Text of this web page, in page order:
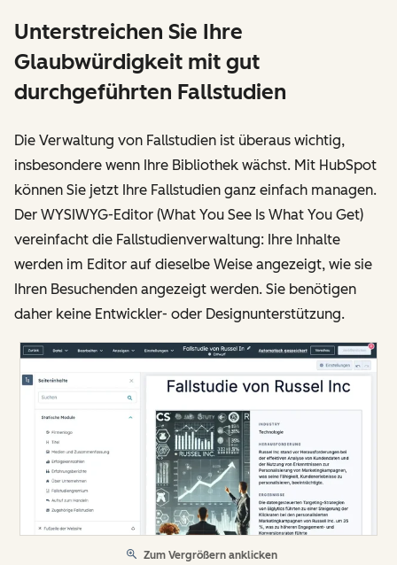
Unterstreichen Sie Ihre
Glaubwürdigkeit mit gut
durchgeführten Fallstudien
Die Verwaltung von Fallstudien ist überaus wichtig,
insbesondere wenn Ihre Bibliothek wächst. Mit HubSpot
können Sie jetzt Ihre Fallstudien ganz einfach managen.
Der WYSIWYG-Editor (What You See Is What You Get)
vereinfacht die Fallstudienverwaltung: Ihre Inhalte
werden im Editor auf dieselbe Weise angezeigt, wie sie
Ihren Besuchenden angezeigt werden. Sie benötigen
daher keine Entwickler- oder Designunterstützung.
Zum Vergrößern anklicken